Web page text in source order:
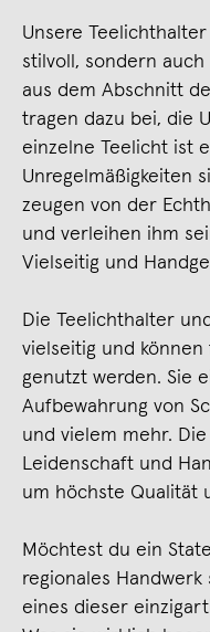
Unsere
stilvoll, sondern
aus dem Abschnitt
tragen dazu bei, die
einzelne Teelicht ist
Unregelmäßigkeiten
zeugen von der
und verleihen ihm
Vielseitig und
Die Teelichthalter
vielseitig und
genutzt werden. Sie
Aufbewahrung von
und vielem mehr.
Leidenschaft und
um höchste Qualität
Möchtest du ein
regionales
eines dieser